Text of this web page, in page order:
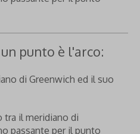
punto è l'arco:
di Greenwich ed il suo
tra il meridiano di
passante per il punto